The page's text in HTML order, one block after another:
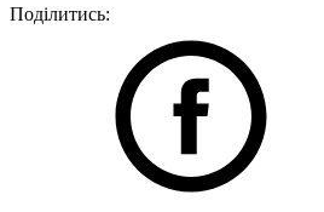
Поділитись: